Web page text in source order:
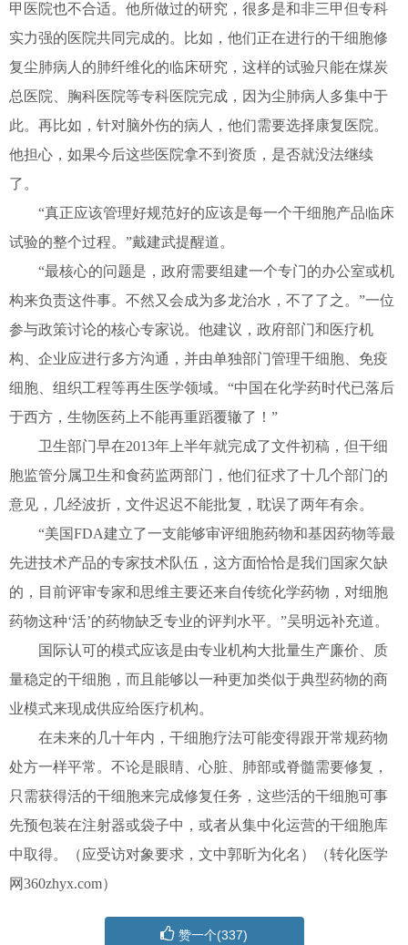
甲医院也不合适。他所做过的研究，很多是和非三甲但专科
实力强的医院共同完成的。比如，他们正在进行的干细胞修
复尘肺病人的肺纤维化的临床研究，这样的试验只能在煤炭
总医院、胸科医院等专科医院完成，因为尘肺病人多集中于
此。再比如，针对脑外伤的病人，他们需要选择康复医院。
他担心，如果今后这些医院拿不到资质，是否就没法继续
了。
“真正应该管理好规范好的应该是每一个干细胞产品临床
试验的整个过程。”戴建武提醒道。
“最核心的问题是，政府需要组建一个专门的办公室或机
构来负责这件事。不然又会成为多龙治水，不了了之。”一位
参与政策讨论的核心专家说。他建议，政府部门和医疗机
构、企业应进行多方沟通，并由单独部门管理干细胞、免疫
细胞、组织工程等再生医学领域。“中国在化学药时代已落后
于西方，生物医药上不能再重蹈覆辙了！”
卫生部门早在2013年上半年就完成了文件初稿，但干细
胞监管分属卫生和食药监两部门，他们征求了十几个部门的
意见，几经波折，文件迟迟不能批复，耽误了两年有余。
“美国FDA建立了一支能够审评细胞药物和基因药物等最
先进技术产品的专家技术队伍，这方面恰恰是我们国家欠缺
的，目前评审专家和思维主要还来自传统化学药物，对细胞
药物这种‘活’的药物缺乏专业的评判水平。”吴明远补充道。
国际认可的模式应该是由专业机构大批量生产廉价、质
量稳定的干细胞，而且能够以一种更加类似于典型药物的商
业模式来现成供应给医疗机构。
在未来的几十年内，干细胞疗法可能变得跟开常规药物
处方一样平常。不论是眼睛、心脏、肺部或脊髓需要修复，
只需获得活的干细胞来完成修复任务，这些活的干细胞可事
先预包装在注射器或袋子中，或者从集中化运营的干细胞库
中取得。
（应受访对象要求，文中郭昕为化名）（转化医学
网360zhyx.com）
赞一个(337)